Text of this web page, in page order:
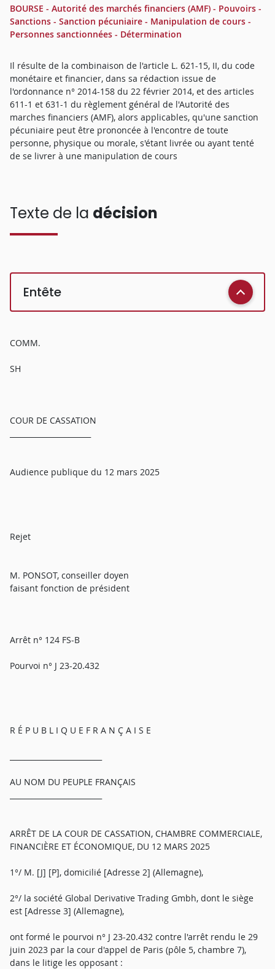
BOURSE - Autorité des marchés financiers (AMF) - Pouvoirs -
Sanctions - Sanction pécuniaire - Manipulation de cours -
Personnes sanctionnées - Détermination
Il résulte de la combinaison de l'article L. 621-15, II, du code
monétaire et financier, dans sa rédaction issue de
l'ordonnance n° 2014-158 du 22 février 2014, et des articles
611-1 et 631-1 du règlement général de l'Autorité des
marches financiers (AMF), alors applicables, qu'une sanction
pécuniaire peut être prononcée à l'encontre de toute
personne, physique ou morale, s'étant livrée ou ayant tenté
de se livrer à une manipulation de cours
Texte de la décision
Entête
COMM.
SH
COUR DE CASSATION
Audience publique du 12 mars 2025
Rejet
M. PONSOT, conseiller doyen
faisant fonction de président
Arrêt n° 124 FS-B
Pourvoi n° J 23-20.432
R É P U B L I Q U E F R A N Ç A I S E
AU NOM DU PEUPLE FRANÇAIS
ARRÊT DE LA COUR DE CASSATION, CHAMBRE COMMERCIALE,
FINANCIÈRE ET ÉCONOMIQUE, DU 12 MARS 2025
1°/ M. [J] [P], domicilié [Adresse 2] (Allemagne),
2°/ la société Global Derivative Trading Gmbh, dont le siège
est [Adresse 3] (Allemagne),
ont formé le pourvoi n° J 23-20.432 contre l'arrêt rendu le 29
juin 2023 par la cour d'appel de Paris (pôle 5, chambre 7),
dans le litige les opposant :